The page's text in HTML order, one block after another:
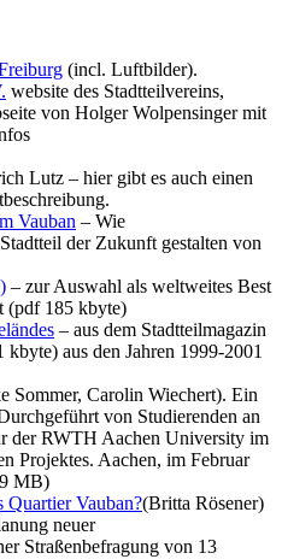
(incl. Luftbilder).
website des Stadtteilvereins,
von Holger Wolpensinger mit
Lutz – hier gibt es auch einen
Vauban – Wie
der Zukunft gestalten von
– zur Auswahl als weltweites Best
(pdf 185 kbyte)
– aus dem Stadtteilmagazin
aus den Jahren 1999-2001
Sommer, Carolin Wiechert). Ein
von Studierenden an
der RWTH Aachen University im
Projektes. Aachen, im Februar
MB)
Quartier Vauban?(Britta Rösener)
neuer
Straßenbefragung von 13